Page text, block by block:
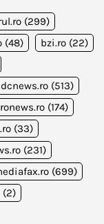
(299)
(48) bzi.ro (22)
dcnews.ro (513)
(174)
(33)
(231)
(699)
(2)